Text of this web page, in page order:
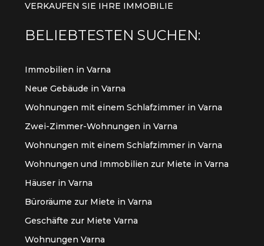
VERKAUFEN SIE IHRE IMMOBILIE
BELIEBTESTEN SUCHEN:
Immobilien in Varna
Neue Gebäude in Varna
Wohnungen mit einem Schlafzimmer in Varna
Zwei-Zimmer-Wohnungen in Varna
Wohnungen mit einem Schlafzimmer in Varna
Wohnungen und Immobilien zur Miete in Varna
Häuser in Varna
Büroräume zur Miete in Varna
Geschäfte zur Miete Varna
Wohnungen Varna